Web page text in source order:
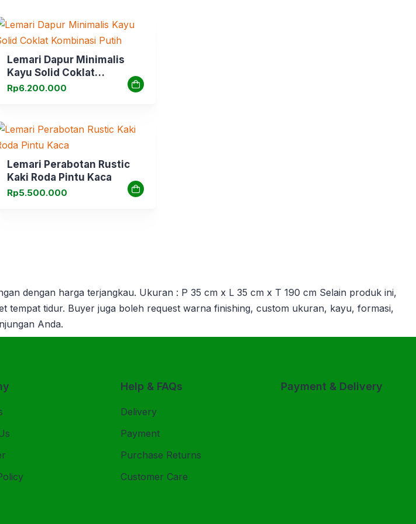
Lemari Dapur Minimalis
Kayu Solid Coklat
Kombinasi Putih
Rp6.200.000
Lemari Perabotan Rustic
Kaki Roda Pintu Kaca
Rp5.500.000
dengan harga terjangkau. Ukuran : P 35 cm x L 35 cm x T 190 cm Selain produk ini,
tempat tidur. Buyer juga boleh request warna finishing, custom ukuran, kayu, formasi,
Anda.
Help & FAQs
Delivery
Payment
Purchase Returns
Customer Care
Payment & Delivery